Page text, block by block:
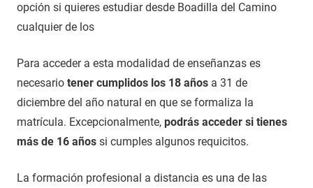
opción si quieres estudiar desde Boadilla del Camino
cualquier de los
Para acceder a esta modalidad de enseñanzas es
necesario tener cumplidos los 18 años a 31 de
diciembre del año natural en que se formaliza la
matrícula. Excepcionalmente, podrás acceder si tienes
más de 16 años si cumples algunos requicitos.
La formación profesional a distancia es una de las